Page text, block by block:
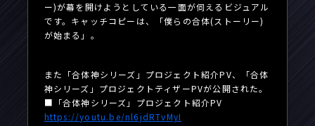
ー)が幕を開けようとしている一面が伺えるビジュアル
です。キャッチコピーは、「僕らの合体(ストーリー)
が始まる」。
また「合体神シリーズ」プロジェクト紹介PV、「合体
神シリーズ」プロジェクトティザーPVが公開された。
■「合体神シリーズ」プロジェクト紹介PV
https://youtu.be/nl6jdRTvMyI